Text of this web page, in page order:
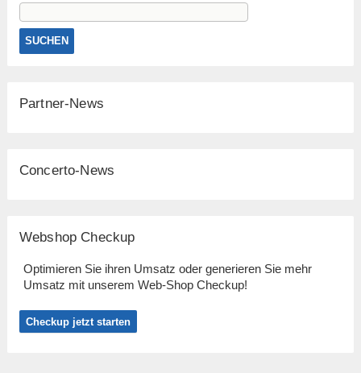
Partner-News
Concerto-News
Webshop Checkup
Optimieren Sie ihren Umsatz oder generieren Sie mehr
Umsatz mit unserem Web-Shop Checkup!
Checkup jetzt starten